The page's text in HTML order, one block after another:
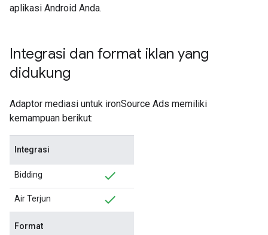
aplikasi Android Anda.
Integrasi dan format iklan yang
didukung
Adaptor mediasi untuk ironSource Ads memiliki
kemampuan berikut:
Integrasi
Bidding
Air Terjun
Format